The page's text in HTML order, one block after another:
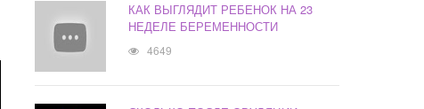
КАК ВЫГЛЯДИТ РЕБЕНОК НА 23
НЕДЕЛЕ БЕРЕМЕННОСТИ
4649